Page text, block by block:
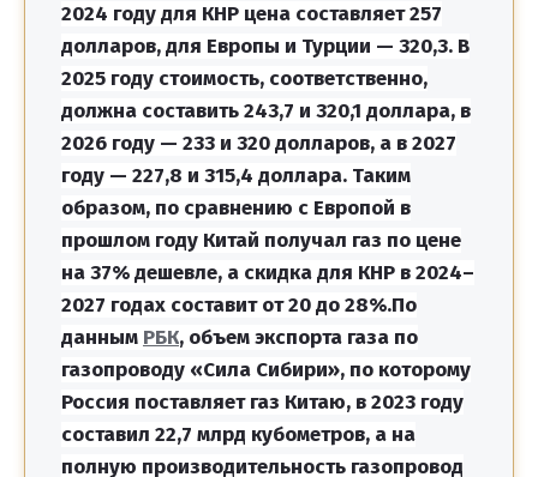
2024 году для КНР цена составляет 257
долларов, для Европы и Турции — 320,3. В
2025 году стоимость, соответственно,
должна составить 243,7 и 320,1 доллара, в
2026 году — 233 и 320 долларов, а в 2027
году — 227,8 и 315,4 доллара. Таким
образом, по сравнению с Европой в
прошлом году Китай получал газ по цене
на 37% дешевле, а скидка для КНР в 2024–
2027 годах составит от 20 до 28%.По
данным РБК, объем экспорта газа по
газопроводу «Сила Сибири», по которому
Россия поставляет газ Китаю, в 2023 году
составил 22,7 млрд кубометров, а на
полную производительность газопровод